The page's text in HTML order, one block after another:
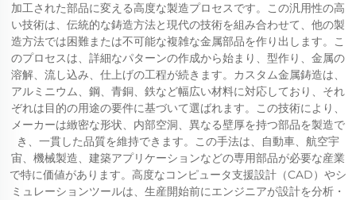
加工された部品に変える高度な製造プロセスです。この汎用性の高
い技術は、伝統的な鋳造方法と現代の技術を組み合わせて、他の製
造方法では困難または不可能な複雑な金属部品を作り出します。こ
のプロセスは、詳細なパターンの作成から始まり、型作り、金属の
溶解、流し込み、仕上げの工程が続きます。カスタム金属鋳造は、
アルミニウム、鋼、青銅、鉄など幅広い材料に対応しており、それ
ぞれは目的の用途の要件に基づいて選ばれます。この技術により、
メーカーは緻密な形状、内部空洞、異なる壁厚を持つ部品を製造で
き、一貫した品質を維持できます。この手法は、自動車、航空宇
宙、機械製造、建築アプリケーションなどの専用部品が必要な産業
で特に価値があります。高度なコンピュータ支援設計（CAD）やシ
ミュレーションツールは、生産開始前にエンジニアが設計を分析・